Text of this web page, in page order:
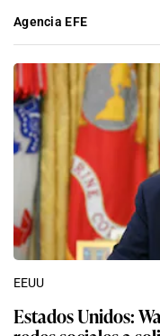
Agencia EFE
EEUU
Estados Unidos: